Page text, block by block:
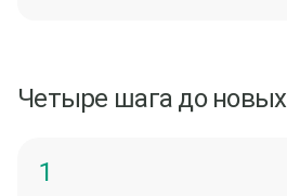
Четыре шага до новых